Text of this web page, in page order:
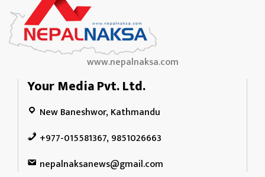
www.nepalnaksa.com
Your Media Pvt. Ltd.
New Baneshwor, Kathmandu
+977-015581367, 9851026663
nepalnaksanews@gmail.com